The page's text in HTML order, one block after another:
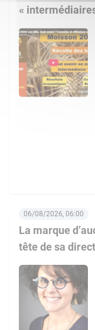
«
La marque
tête de sa
06/08/2026, 06:00